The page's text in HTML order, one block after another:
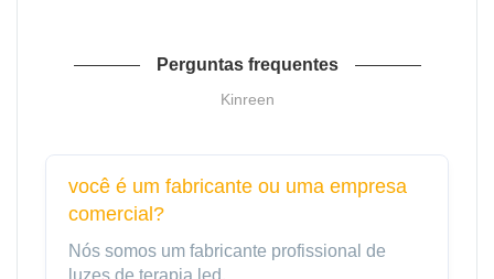
Perguntas frequentes
Kinreen
você é um fabricante ou uma empresa
comercial?
Nós somos um fabricante profissional de
luzes de terapia led.